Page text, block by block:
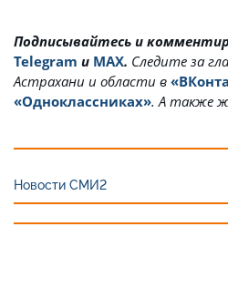
Подписывайтесь и
Telegram и MAX. Cледите за
Астрахани и области в
«Одноклассниках». А также
Новости СМИ2